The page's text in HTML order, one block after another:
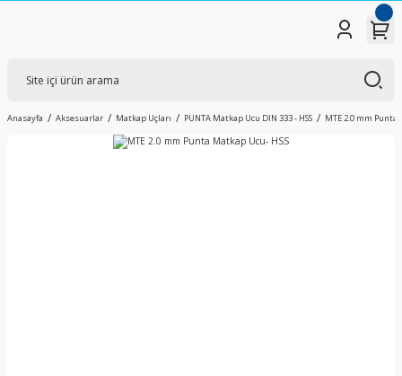
Anasayfa Aksesuarlar Matkap Uçları PUNTA Matkap Ucu DIN 333 - HSS MTE 2.0 mm Punta